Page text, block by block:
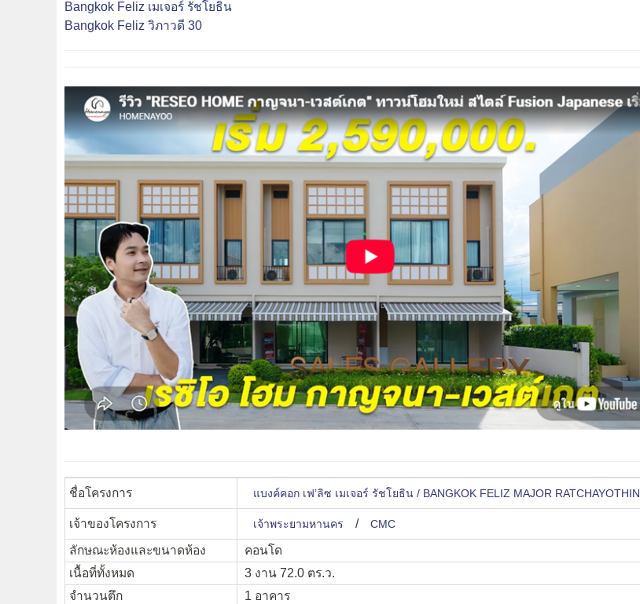
Bangkok Feliz เมเจอร์ รัชโยธิน
Bangkok Feliz วิภาวดี 30
ชื่อโครงการ แบงค์คอก เฟ’ลิซ เมเจอร์ รัชโยธิน / BANGKOK FELIZ MAJOR RATCHAYOTHIN
เจ้าของโครงการ เจ้าพระยามหานคร / CMC
ลักษณะห้องและขนาดห้อง
คอนโด
เนื้อที่ทั้งหมด
3 งาน 72.0 ตร.ว.
จำนวนตึก
1 อาคาร